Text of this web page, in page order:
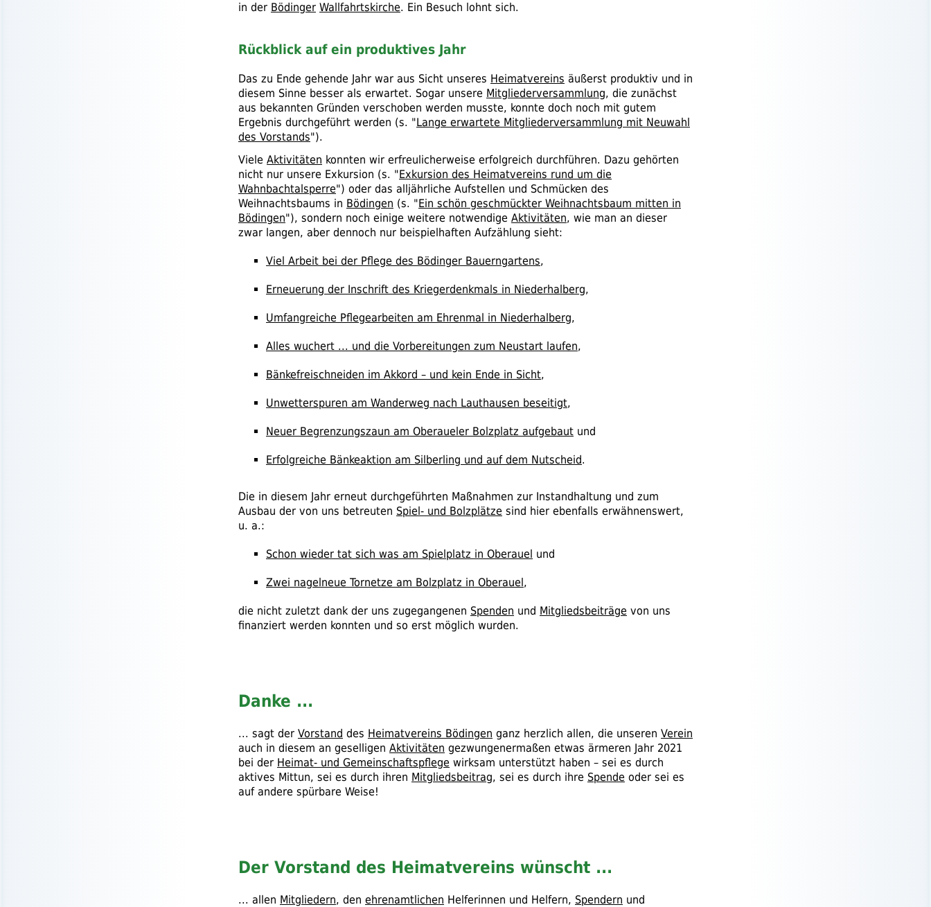
in der Bödinger Wallfahrtskirche. Ein Besuch lohnt sich.
Rückblick auf ein produktives Jahr
Das zu Ende gehende Jahr war aus Sicht unseres Heimatvereins äußerst produktiv und in
diesem Sinne besser als erwartet. Sogar unsere Mitgliederversammlung, die zunächst
aus bekannten Gründen verschoben werden musste, konnte doch noch mit gutem
Ergebnis durchgeführt werden (s. "Lange erwartete Mitgliederversammlung mit Neuwahl
des Vorstands").
Viele Aktivitäten konnten wir erfreulicherweise erfolgreich durchführen. Dazu gehörten
nicht nur unsere Exkursion (s. "Exkursion des Heimatvereins rund um die
Wahnbachtalsperre") oder das alljährliche Aufstellen und Schmücken des
Weihnachtsbaums in Bödingen (s. "Ein schön geschmückter Weihnachtsbaum mitten in
Bödingen"), sondern noch einige weitere notwendige Aktivitäten, wie man an dieser
zwar langen, aber dennoch nur beispielhaften Aufzählung sieht:
Viel Arbeit bei der Pflege des Bödinger Bauerngartens,
Erneuerung der Inschrift des Kriegerdenkmals in Niederhalberg,
Umfangreiche Pflegearbeiten am Ehrenmal in Niederhalberg,
Alles wuchert ... und die Vorbereitungen zum Neustart laufen,
Bänkefreischneiden im Akkord – und kein Ende in Sicht,
Unwetterspuren am Wanderweg nach Lauthausen beseitigt,
Neuer Begrenzungszaun am Oberaueler Bolzplatz aufgebaut und
Erfolgreiche Bänkeaktion am Silberling und auf dem Nutscheid.
Die in diesem Jahr erneut durchgeführten Maßnahmen zur Instandhaltung und zum
Ausbau der von uns betreuten Spiel- und Bolzplätze sind hier ebenfalls erwähnenswert,
u. a.:
Schon wieder tat sich was am Spielplatz in Oberauel und
Zwei nagelneue Tornetze am Bolzplatz in Oberauel,
die nicht zuletzt dank der uns zugegangenen Spenden und Mitgliedsbeiträge von uns
finanziert werden konnten und so erst möglich wurden.
Danke ...
... sagt der Vorstand des Heimatvereins Bödingen ganz herzlich allen, die unseren Verein
auch in diesem an geselligen Aktivitäten gezwungenermaßen etwas ärmeren Jahr 2021
bei der Heimat- und Gemeinschaftspflege wirksam unterstützt haben – sei es durch
aktives Mittun, sei es durch ihren Mitgliedsbeitrag, sei es durch ihre Spende oder sei es
auf andere spürbare Weise!
Der Vorstand des Heimatvereins wünscht ...
... allen Mitgliedern, den ehrenamtlichen Helferinnen und Helfern, Spendern und